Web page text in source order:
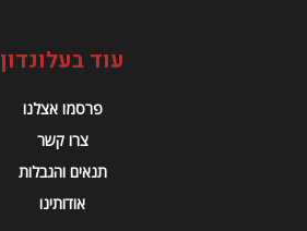
עוד בעלונדון
פרסמו אצלנו
צרו קשר
תנאים והגבלות
אודותינו